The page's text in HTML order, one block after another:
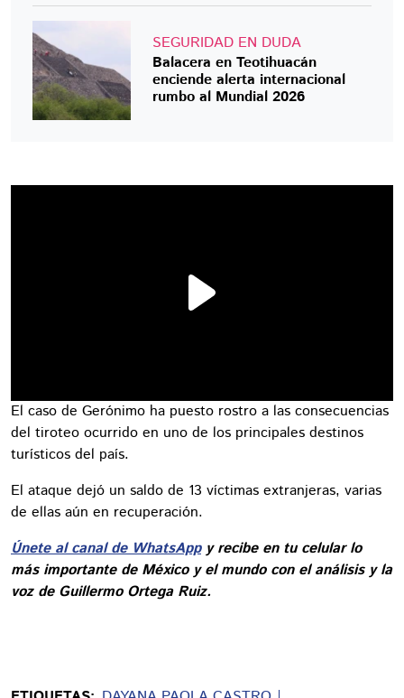
SEGURIDAD EN DUDA
Balacera en Teotihuacán
enciende alerta internacional
rumbo al Mundial 2026
El caso de Gerónimo ha puesto rostro a las consecuencias
del tiroteo ocurrido en uno de los principales destinos
turísticos del país.
El ataque dejó un saldo de 13 víctimas extranjeras, varias
de ellas aún en recuperación.
Únete al canal de WhatsAppy recibe en tu celular lo
más importante de México y el mundo con el análisis y la
voz de Guillermo Ortega Ruiz.